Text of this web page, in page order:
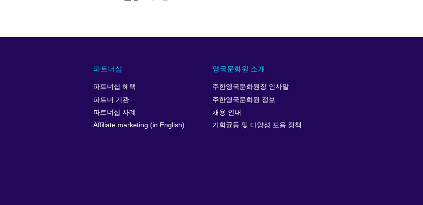
파트너십
파트너십 혜택
파트너 기관
파트너십 사례
Affiliate marketing (in English)
영국문화원 소개
주한영국문화원장 인사말
주한영국문화원 정보
채용 안내
기회균등 및 다양성 포용 정책